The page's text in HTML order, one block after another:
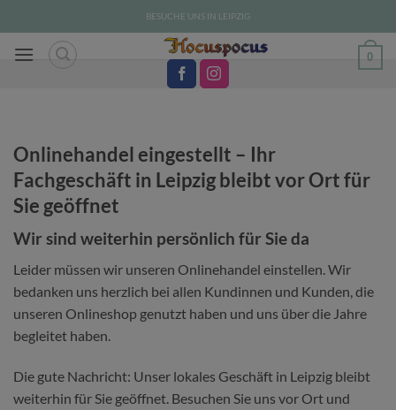
Inhalt
springen
BESUCHE UNS IN LEIPZIG
0
Onlinehandel eingestellt – Ihr
Fachgeschäft in Leipzig bleibt vor Ort für
Sie geöffnet
Wir sind weiterhin persönlich für Sie da
Leider müssen wir unseren Onlinehandel einstellen. Wir
bedanken uns herzlich bei allen Kundinnen und Kunden, die
unseren Onlineshop genutzt haben und uns über die Jahre
begleitet haben.
Die gute Nachricht: Unser lokales Geschäft in Leipzig bleibt
weiterhin für Sie geöffnet. Besuchen Sie uns vor Ort und